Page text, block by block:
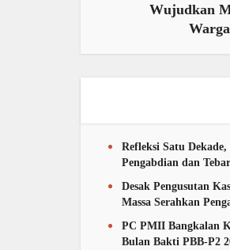
Wujudkan
Refleksi Satu
Pengabdian dan
Desak Pengusutan
Massa Serahkan
PC PMII Bangkalan
Bulan Bakti PBB-P2